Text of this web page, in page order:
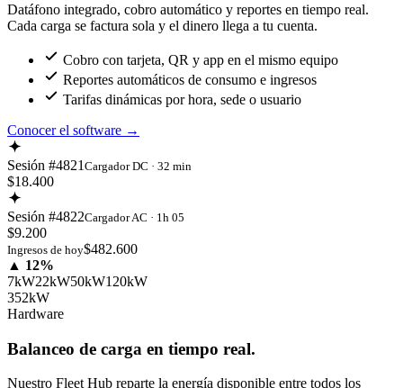
Datáfono integrado, cobro automático y reportes en tiempo real.
Cada carga se factura sola y el dinero llega a tu cuenta.
Cobro con tarjeta, QR y app en el mismo equipo
Reportes automáticos de consumo e ingresos
Tarifas dinámicas por hora, sede o usuario
Conocer el software →
Sesión #4821 Cargador DC · 32 min
$18.400
Sesión #4822Cargador AC · 1h 05
$9.200
Ingresos de hoy$482.600
▲ 12%
7kW22kW50kW120kW
352kW
Hardware
Balanceo de carga en tiempo real.
Nuestro Fleet Hub reparte la energía disponible entre todos los